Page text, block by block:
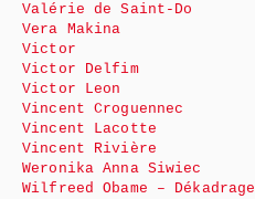
Valérie de Saint-Do
Vera Makina
Victor
Victor Delfim
Victor Leon
Vincent Croguennec
Vincent Lacotte
Vincent Rivière
Weronika Anna Siwiec
Wilfreed Obame – Dékadrage